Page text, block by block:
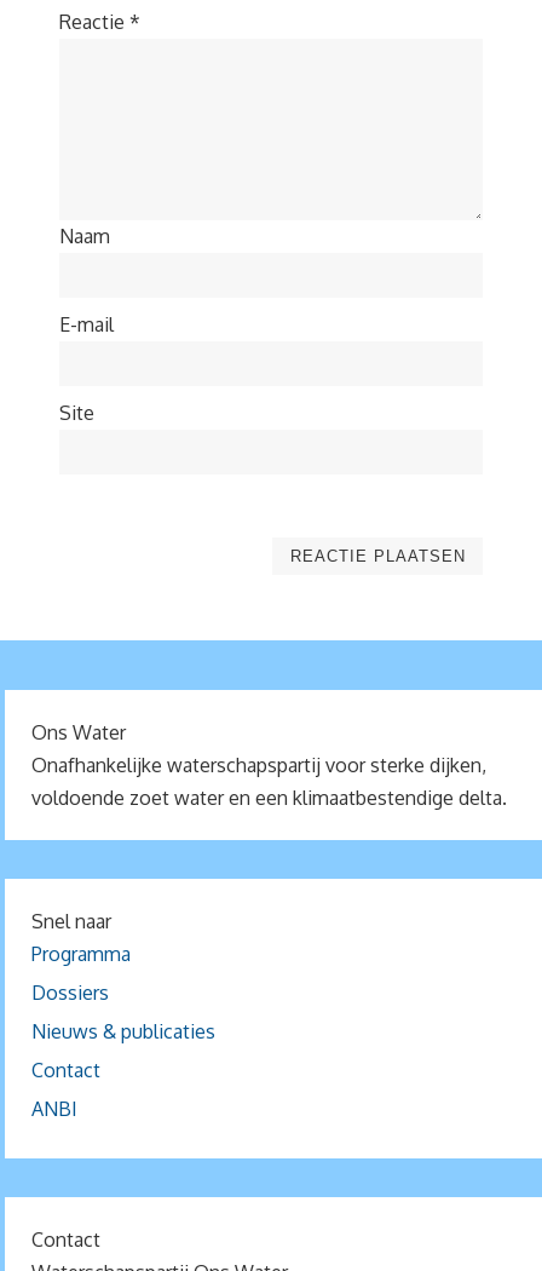
Reactie *
Naam
E-mail
Site
Ons Water
Onafhankelijke waterschapspartij voor sterke dijken,
voldoende zoet water en een klimaatbestendige delta.
Snel naar
Programma
Dossiers
Nieuws & publicaties
Contact
ANBI
Contact